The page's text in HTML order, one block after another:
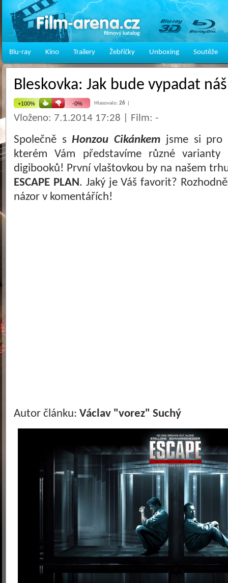
Blu-ray Kino Trailery Žebříčky Unboxing Soutěže
Bleskovka: Jak bude vypadat
Hlasovalo: 26
Vloženo: 7.1.2014 17:28 | Film: -
Společně sHonzou Cikánkem jsme si pro
kterém Vám představíme různé varianty
digibooků! První vlaštovkou by na našem
ESCAPE PLAN. Jaký je Váš favorit?
názor v komentářích!
Autor článku: Václav "vorez" Suchý